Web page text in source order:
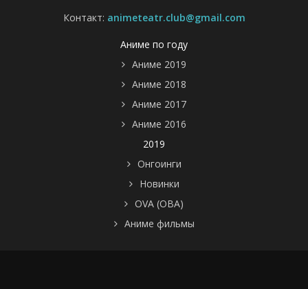
Контакт: animeteatr.club@gmail.com
Аниме по году
Аниме 2019
Аниме 2018
Аниме 2017
Аниме 2016
2019
Онгоинги
Новинки
OVA (ОВА)
Аниме фильмы